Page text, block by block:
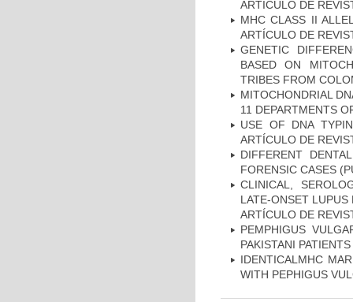
ARTÍCULO DE
MHC CLASS II
ARTÍCULO DE
GENETIC
BASED ON
TRIBES FROM
MITOCHONDRIAL
11 DEPARTMENTS
USE OF DNA
ARTÍCULO DE
DIFFERENT
FORENSIC CASES
CLINICAL,
LATE-ONSET
ARTÍCULO DE
PEMPHIGUS
PAKISTANI
IDENTICALMHC
WITH PEPHIGUS